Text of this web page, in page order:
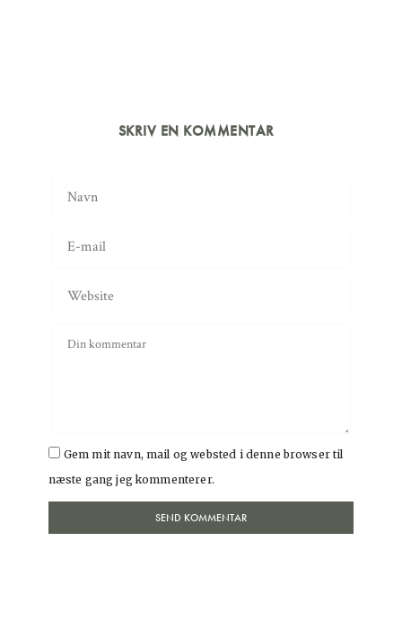
SKRIV EN KOMMENTAR
Gem mit navn, mail og websted i denne browser til
næste gang jeg kommenterer.